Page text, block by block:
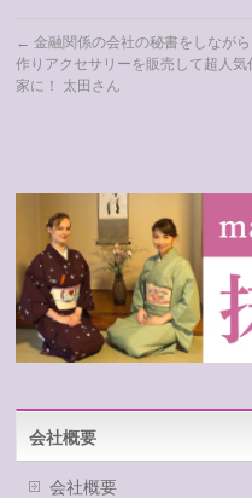
← 金融関係の会社の秘書をしなが
作りアクセサリーを販売して超人気
家に！ 太田さん
会社概要
会社概要